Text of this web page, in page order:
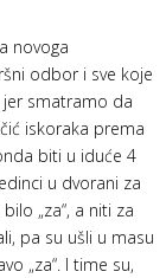
novoga
odbor i sve koje
smatramo da
iskoraka prema
biti u iduće 4
u dvorani za
„za“, a niti za
pa su ušli u masu
„za“. I time su,